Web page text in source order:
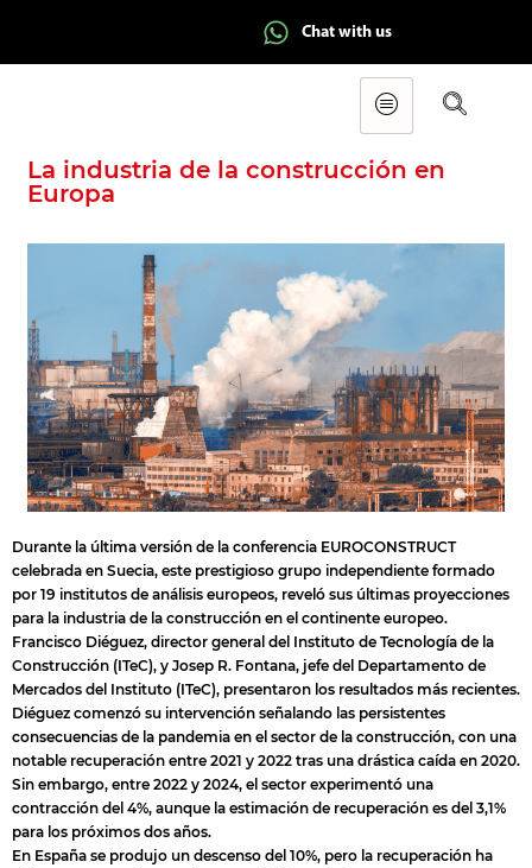
Chat with us
La industria de la construcción en
Europa
Durante la última versión de la conferencia EUROCONSTRUCT
celebrada en Suecia, este prestigioso grupo independiente formado
por 19 institutos de análisis europeos, reveló sus últimas proyecciones
para la industria de la construcción en el continente europeo.
Francisco Diéguez, director general del Instituto de Tecnología de la
Construcción (ITeC), y Josep R. Fontana, jefe del Departamento de
Mercados del Instituto (ITeC), presentaron los resultados más recientes.
Diéguez comenzó su intervención señalando las persistentes
consecuencias de la pandemia en el sector de la construcción, con una
notable recuperación entre 2021 y 2022 tras una drástica caída en 2020.
Sin embargo, entre 2022 y 2024, el sector experimentó una
contracción del 4%, aunque la estimación de recuperación es del 3,1%
para los próximos dos años.
En España se produjo un descenso del 10%, pero la recuperación ha